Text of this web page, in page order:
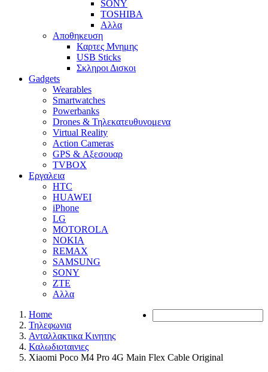
SONY
TOSHIBA
Αλλα
Αποθηκευση
Καρτες Μνημης
USB Sticks
Σκληροι Δισκοι
Gadgets
Wearables
Smartwatches
Powerbanks
Drones & Τηλεκατευθυνομενα
Virtual Reality
Action Cameras
GPS & Αξεσουαρ
TVBOX
Εργαλεια
HTC
HUAWEI
iPhone
LG
MOTOROLA
NOKIA
REMAX
SAMSUNG
SONY
ZTE
Αλλα
Home
Τηλεφωνια
Ανταλλακτικα Κινητης
Καλωδιοταινιες
Xiaomi Poco M4 Pro 4G Main Flex Cable Original